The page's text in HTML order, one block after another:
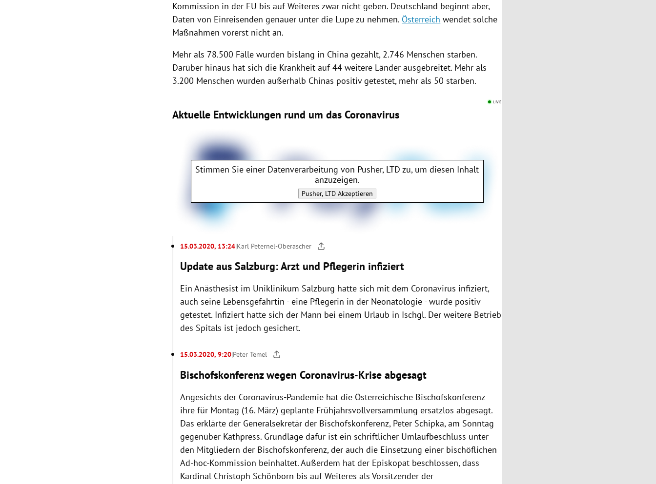
Kommission in der EU bis auf Weiteres zwar nicht geben. Deutschland beginnt aber,
Daten von Einreisenden genauer unter die Lupe zu nehmen. Österreich wendet solche
Maßnahmen vorerst nicht an.
Mehr als 78.500 Fälle wurden bislang in China gezählt, 2.746 Menschen starben.
Darüber hinaus hat sich die Krankheit auf 44 weitere Länder ausgebreitet. Mehr als
3.200 Menschen wurden außerhalb Chinas positiv getestet, mehr als 50 starben.
LIVE
Aktuelle Entwicklungen rund um das Coronavirus
Stimmen Sie einer Datenverarbeitung von Pusher, LTD zu, um diesen Inhalt
anzuzeigen.
Pusher, LTDAkzeptieren
15.03.2020, 13:24|Karl Peternel-Oberascher
Update aus Salzburg: Arzt und Pflegerin infiziert
Ein Anästhesist im Uniklinikum Salzburg hatte sich mit dem Coronavirus infiziert,
auch seine Lebensgefährtin - eine Pflegerin in der Neonatologie - wurde positiv
getestet. Infiziert hatte sich der Mann bei einem Urlaub in Ischgl. Der weitere Betrieb
des Spitals ist jedoch gesichert.
15.03.2020, 9:20|Peter Temel
Bischofskonferenz wegen Coronavirus-Krise abgesagt
Angesichts der Coronavirus-Pandemie hat die Österreichische Bischofskonferenz
ihre für Montag (16. März) geplante Frühjahrsvollversammlung ersatzlos abgesagt.
Das erklärte der Generalsekretär der Bischofskonferenz, Peter Schipka, am Sonntag
gegenüber Kathpress. Grundlage dafür ist ein schriftlicher Umlaufbeschluss unter
den Mitgliedern der Bischofskonferenz, der auch die Einsetzung einer bischöflichen
Ad-hoc-Kommission beinhaltet. Außerdem hat der Episkopat beschlossen, dass
Kardinal Christoph Schönborn bis auf Weiteres als Vorsitzender der